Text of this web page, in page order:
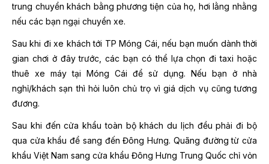
trung chuyển khách bằng phương tiện của họ, hơi lằng nhằng
nếu các bạn ngại chuyển xe.
Sau khi đi xe khách tới TP Móng Cái, nếu bạn muốn dành thời
gian chơi ở đây trước, các bạn có thể lựa chọn đi taxi hoặc
thuê xe máy tại Móng Cái để sử dụng. Nếu bạn ở nhà
nghỉ/khách sạn thì hỏi luôn chủ trọ vì giá dịch vụ cũng tương
đương.
Sau khi đến cửa khẩu toàn bộ khách du lịch đều phải đi bộ
qua cửa khẩu để sang đến Đông Hưng. Quãng đường từ cửa
khẩu Việt Nam sang cửa khẩu Đông Hưng Trung Quốc chỉ vỏn